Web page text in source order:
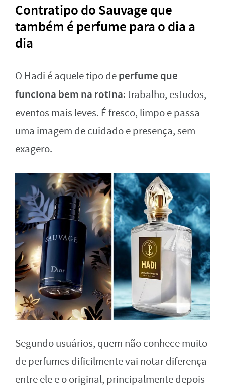
Contratipo do Sauvage que
também é perfume para o dia a
dia
O Hadi é aquele tipo deperfume que
funciona bem na rotina: trabalho, estudos,
eventos mais leves. É fresco, limpo e passa
uma imagem de cuidado e presença, sem
exagero.
Segundo usuários, quem não conhece muito
de perfumes dificilmente vai notar diferença
entre ele e o original, principalmente depois